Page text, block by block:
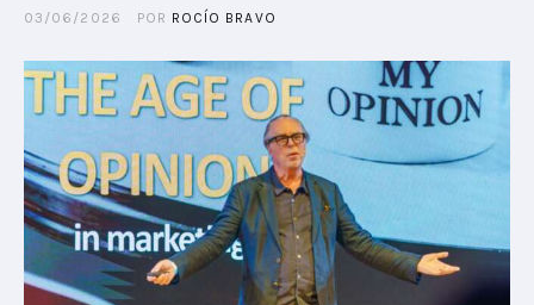
03/06/2026 POR ROCÍO BRAVO